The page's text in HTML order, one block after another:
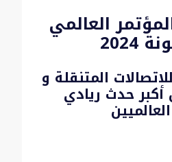
العالمي
المتنقلة و
أكبر حدث ريادي